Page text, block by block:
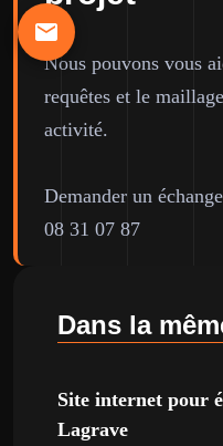
Nous pouvons vous
requêtes et le
activité.
Demander un échange
08 31 07 87
Dans la
Site internet pour
Lagrave